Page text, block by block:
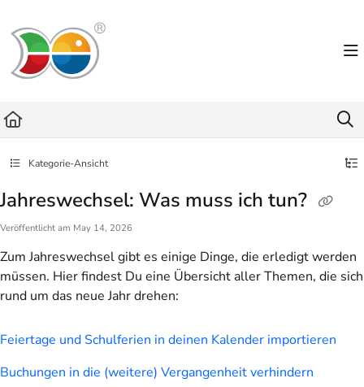
Fetch the complete documentation index at:
Use this file to discover all available pages before exploring further.
Kategorie-Ansicht
Jahreswechsel: Was muss ich tun?
Veröffentlicht am May 14, 2026
Zum Jahreswechsel gibt es einige Dinge, die erledigt werden
müssen. Hier findest Du eine Übersicht aller Themen, die sich
rund um das neue Jahr drehen:
Feiertage und Schulferien in deinen Kalender importieren
Buchungen in die (weitere) Vergangenheit verhindern